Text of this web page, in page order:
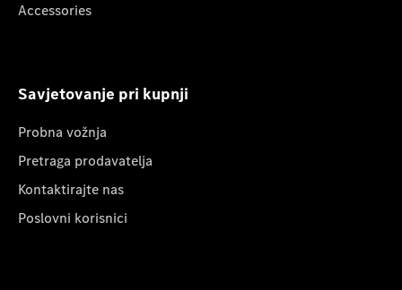
Accessories
Savjetovanje pri kupnji
Probna vožnja
Pretraga prodavatelja
Kontaktirajte nas
Poslovni korisnici